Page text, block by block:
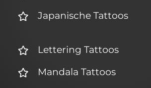
Japanische Tattoos
Lettering Tattoos
Mandala Tattoos